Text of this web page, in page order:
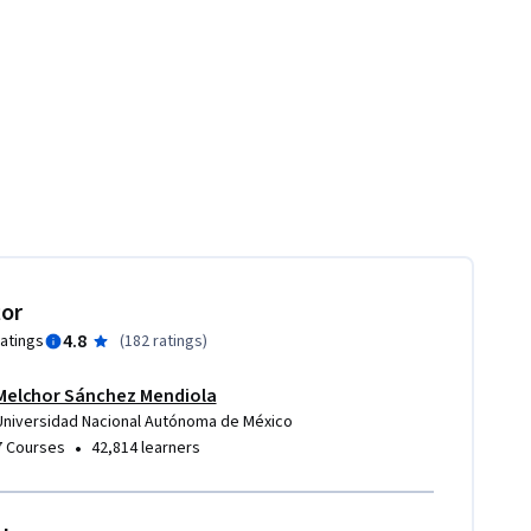
4.8 (182 ratings)
Sánchez Mendiola
Nacional Autónoma de México
Courses • 42,814 learners